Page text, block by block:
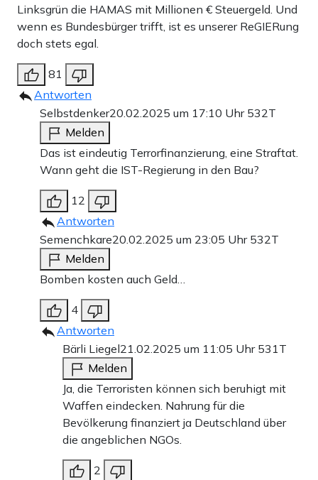
Linksgrün die HAMAS mit Millionen € Steuergeld. Und
wenn es Bundesbürger trifft, ist es unserer ReGIERung
doch stets egal.
81
Antworten
Selbstdenker20.02.2025 um 17:10 Uhr 532T
Melden
Das ist eindeutig Terrorfinanzierung, eine Straftat.
Wann geht die IST-Regierung in den Bau?
12
Antworten
Semenchkare20.02.2025 um 23:05 Uhr 532T
Melden
Bomben kosten auch Geld…
4
Antworten
Bärli Liegel21.02.2025 um 11:05 Uhr 531T
Melden
Ja, die Terroristen können sich beruhigt mit
Waffen eindecken. Nahrung für die
Bevölkerung finanziert ja Deutschland über
die angeblichen NGOs.
2